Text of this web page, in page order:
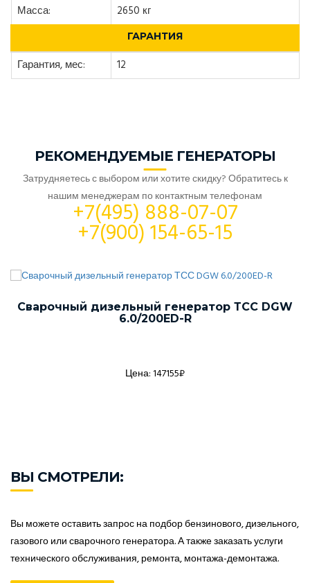
Масса: 2650 кг
ГАРАНТИЯ
Гарантия, мес: 12
РЕКОМЕНДУЕМЫЕ ГЕНЕРАТОРЫ
Затрудняетесь с выбором или хотите скидку? Обратитесь к
нашим менеджерам по контактным телефонам
+7(495) 888-07-07
+7(900) 154-65-15
Сварочный дизельный генератор ТСС DGW
6.0/200ED-R
Цена: 147155₽
ВЫ СМОТРЕЛИ:
Вы можете оставить запрос на подбор бензинового, дизельного,
газового или сварочного генератора. А также заказать услуги
технического обслуживания, ремонта, монтажа-демонтажа.